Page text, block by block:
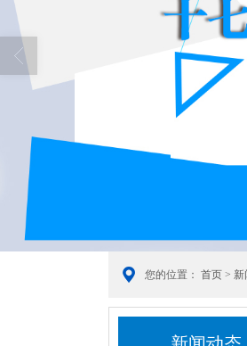
您的位置： 首页 > 新